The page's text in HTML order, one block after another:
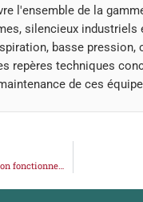
l'ensemble de la
silencieux industriels
basse pression,
repères techniques
de ces
Tout savoir sur la soupape casse-vide et son fonctionnement